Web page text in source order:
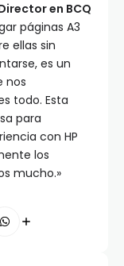
en BCQ
páginas A3
ellas sin
es un
nos
todo. Esta
para
con HP
los
mucho.»